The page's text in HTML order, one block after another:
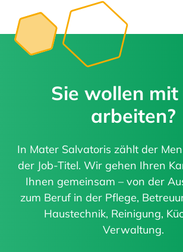
Sie wollen mit
arbeiten?
In Mater Salvatoris zählt der
der Job-Titel. Wir gehen Ihren
Ihnen gemeinsam – von der
zum Beruf in der Pflege,
Haustechnik, Reinigung,
Verwaltung.